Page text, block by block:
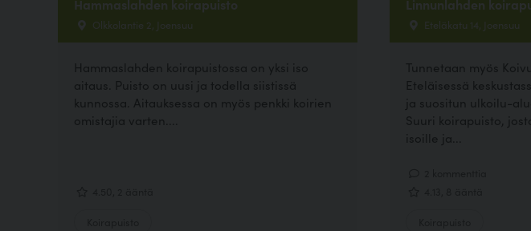
Hammaslahden koirapuisto
Olkkolantie 2, Joensuu
Hammaslahden koirapuistossa on yksi iso
aitaus. Puisto on uusi ja todella siistissä
kunnossa. Aitauksessa on myös penkki koirien
omistajia varten....
Linnunlahden
Eteläkatu 14, Joensuu
Tunnetaan myös
Eteläisessä
ja suositun ulkoilu-
Suuri koirapuisto,
isoille ja...